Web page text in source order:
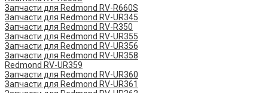
Запчасти для Redmond RV-R660S
Запчасти для Redmond RV-UR345
Запчасти для Redmond RV-R350
Запчасти для Redmond RV-UR355
Запчасти для Redmond RV-UR356
Запчасти для Redmond RV-UR358
Redmond RV-UR359
Запчасти для Redmond RV-UR360
Запчасти для Redmond RV-UR361